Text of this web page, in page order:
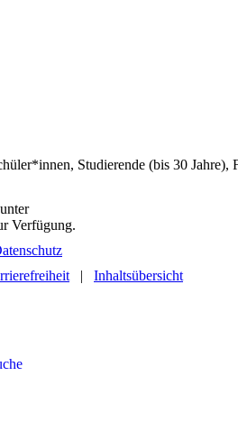
Studierende (bis 30 Jahre),
Verfügung.
| Inhaltsübersicht